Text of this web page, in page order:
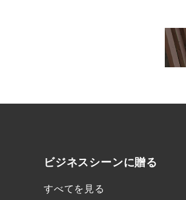
ビジネスシーンに贈る
すべてを見る